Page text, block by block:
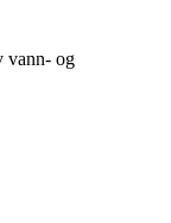
vann- og